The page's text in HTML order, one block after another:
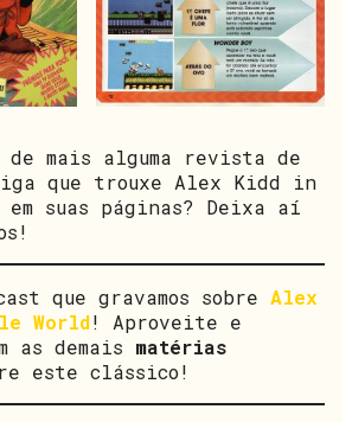
mais alguma revista de
que trouxe Alex Kidd in
suas páginas? Deixa aí
que gravamos sobre Alex
World! Aproveite e
as demais matérias
este clássico!